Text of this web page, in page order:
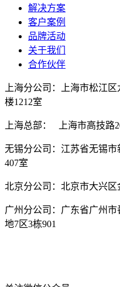
解决方案
客户案例
品牌活动
关于我们
合作伙伴
上海分公司：上海市松江
楼1212室
上海总部： 上海市高技路
无锡分公司：江苏省无锡
407室
北京分公司：北京市大兴
广州分公司：广东省广州
地7区3栋901